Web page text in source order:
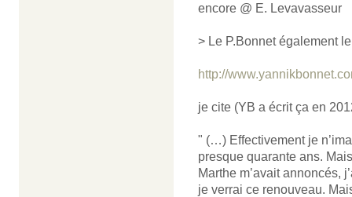
encore @ E. Levavasseur
> Le P.Bonnet également
http://
je cite (YB a écrit ça en
" (…) Effectivement je
presque quarante ans.
Marthe m’avait annoncés,
je verrai ce renouveau.